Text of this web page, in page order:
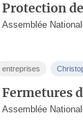
Protection
Assemblée
entreprises
Fermetures
Assemblée